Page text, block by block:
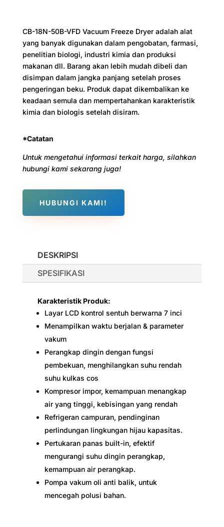
CB-18N-50B-VFD Vacuum Freeze Dryer adalah alat
yang banyak digunakan dalam pengobatan, farmasi,
penelitian biologi, industri kimia dan produksi
makanan dll. Barang akan lebih mudah dibeli dan
disimpan dalam jangka panjang setelah proses
pengeringan beku. Produk dapat dikembalikan ke
keadaan semula dan mempertahankan karakteristik
kimia dan biologis setelah disiram.
*Catatan
Untuk mengetahui informasi terkait harga, silahkan
hubungi kami sekarang juga!
HUBUNGI KAMI!
DESKRIPSI
SPESIFIKASI
Karakteristik Produk:
Layar LCD kontrol sentuh berwarna 7 inci
Menampilkan waktu berjalan & parameter
vakum
Perangkap dingin dengan fungsi
pembekuan, menghilangkan suhu rendah
suhu kulkas cos
Kompresor impor, kemampuan menangkap
air yang tinggi, kebisingan yang rendah
Refrigeran campuran, pendinginan
perlindungan lingkungan hijau kapasitas.
Pertukaran panas built-in, efektif
mengurangi suhu dingin perangkap,
kemampuan air perangkap.
Pompa vakum oli anti balik, untuk
mencegah polusi bahan.